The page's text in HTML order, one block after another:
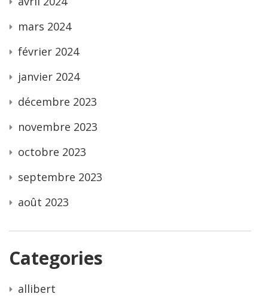
mars 2024
février 2024
janvier 2024
décembre 2023
novembre 2023
octobre 2023
septembre 2023
août 2023
Categories
allibert